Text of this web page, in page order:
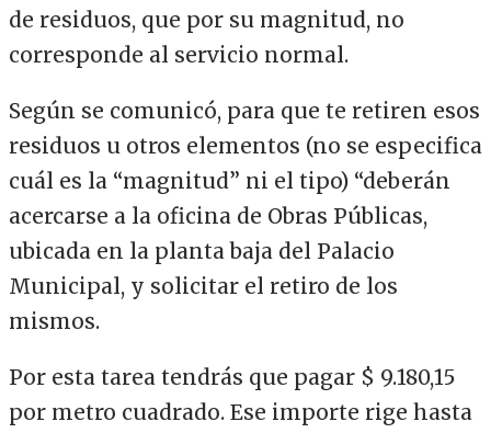
de residuos, que por su magnitud, no
corresponde al servicio normal.
Según se comunicó, para que te retiren esos
residuos u otros elementos (no se especifica
cuál es la “magnitud” ni el tipo) “deberán
acercarse a la oficina de Obras Públicas,
ubicada en la planta baja del Palacio
Municipal, y solicitar el retiro de los
mismos.
Por esta tarea tendrás que pagar $ 9.180,15
por metro cuadrado. Ese importe rige hasta